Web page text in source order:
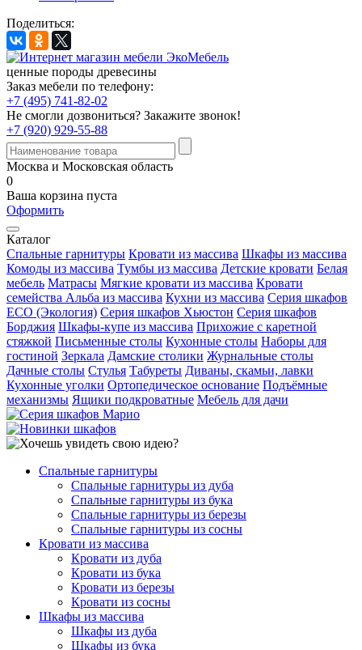
Поделиться:
ценные породы древесины
Заказ мебели по телефону:
+7 (495) 741-82-02
Не смогли дозвониться? Закажите звонок!
+7 (920) 929-55-88
Москва и Московская область
0
Ваша корзина пуста
Оформить
Каталог
Спальные гарнитуры Кровати из массива Шкафы из массива
Комоды из массива Тумбы из массива Детские кровати Белая
мебель Матрасы Мягкие кровати из массива Кровати
семейства Альба из массива Кухни из массива Серия шкафов
ECO (Экология) Серия шкафов Хьюстон Серия шкафов
Борджия Шкафы-купе из массива Прихожие с каретной
стяжкой Письменные столы Кухонные столы Наборы для
гостиной Зеркала Дамские столики Журнальные столы
Дачные столы Стулья Табуреты Диваны, скамьи, лавки
Кухонные уголки Ортопедическое основание Подъёмные
механизмы Ящики подкроватные Мебель для дачи
Спальные гарнитуры
Спальные гарнитуры из дуба
Спальные гарнитуры из бука
Спальные гарнитуры из березы
Спальные гарнитуры из сосны
Кровати из массива
Кровати из дуба
Кровати из бука
Кровати из березы
Кровати из сосны
Шкафы из массива
Шкафы из дуба
Шкафы из бука